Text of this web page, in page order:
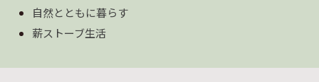
自然とともに暮らす
薪ストーブ生活